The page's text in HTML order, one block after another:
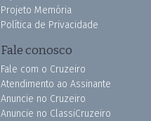
Projeto Memória
Política de Privacidade
Fale conosco
Fale com o Cruzeiro
Atendimento ao Assinante
Anuncie no Cruzeiro
Anuncie no ClassiCruzeiro